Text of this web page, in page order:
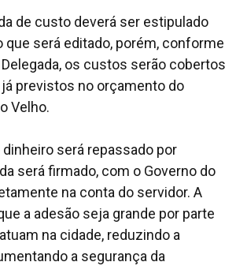
de custo deverá ser estipulado
que será editado, porém, conforme
Delegada, os custos serão cobertos
previstos no orçamento do
Velho.
dinheiro será repassado por
será firmado, com o Governo do
na conta do servidor. A
a adesão seja grande por parte
na cidade, reduzindo a
a segurança da